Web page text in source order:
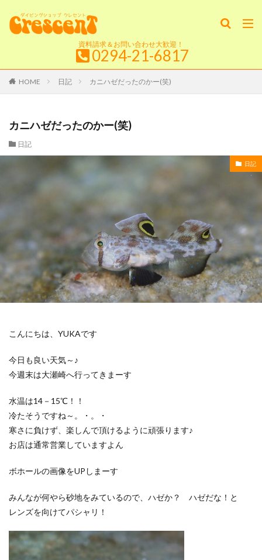
資料請求＆お問い合わせ大歓迎！
0294-21-6817
HOME 日記 カニハゼだったのかー(笑)
カニハゼだったのかー(笑)
日記
日記
こんにちは、YUKAです
今日も良い天気～♪
今週末は大瀬崎へ行ってきまーす
水温は14－15℃！！
冷たそうですね～。・。・
寒さに負けず、楽しんで頂けるように頑張ります♪
お店は通常営業していますよん
ボホールの画像をUPしまーす
みんなが何やら砂地をみているので、ハゼか？ ハゼだな！と
レンズを向けてパシャリ！